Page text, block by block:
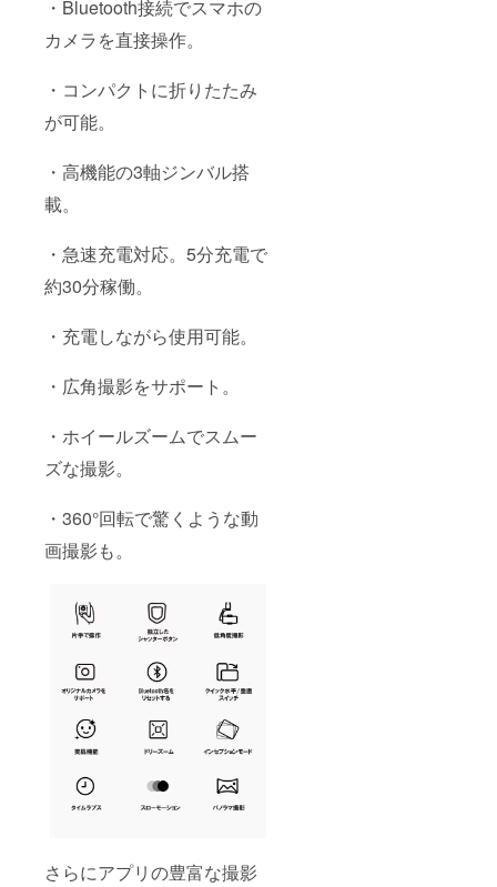
・Bluetooth接続でスマホの
カメラを直接操作。
・コンパクトに折りたたみ
が可能。
・高機能の3軸ジンバル搭
載。
・急速充電対応。5分充電で
約30分稼働。
・充電しながら使用可能。
・広角撮影をサポート。
・ホイールズームでスムー
ズな撮影。
・360°回転で驚くような動
画撮影も。
さらにアプリの豊富な撮影